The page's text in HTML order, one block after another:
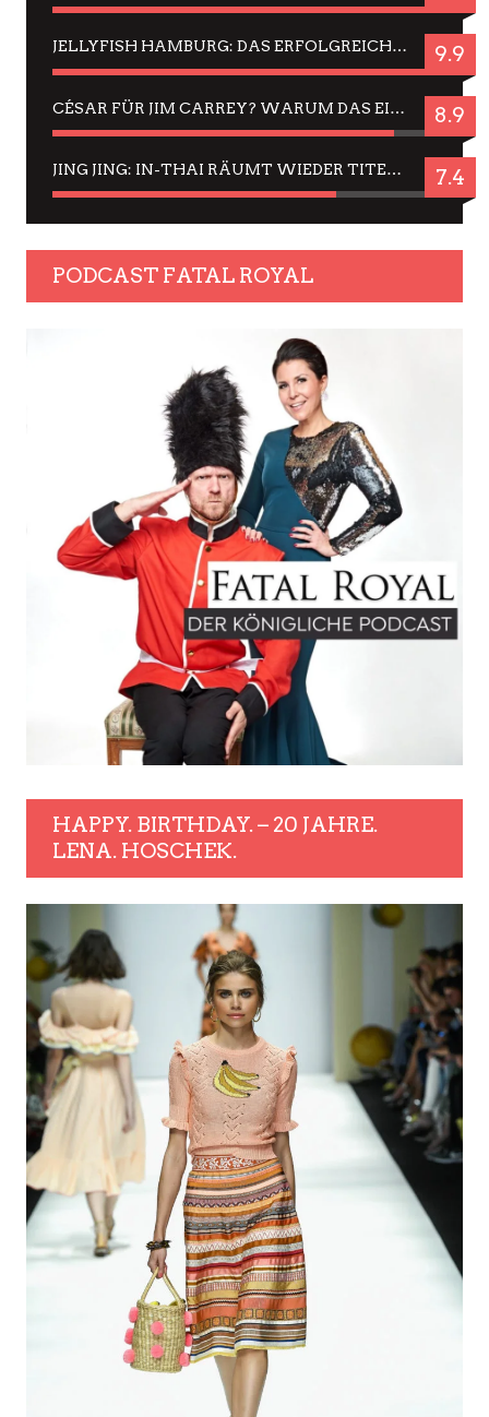
JELLYFISH HAMBURG: DAS ERFOLGREICHE SOMMER-MENÜ 2025 IN GEFÜHLEN UND BILDERN 9.9
CÉSAR FÜR JIM CARREY? WARUM DAS EINER DER NERVIGSTEN ACTORS IST UND BLEIBT 8.9
JING JING: IN-THAI RÄUMT WIEDER TITEL AB – EIN ZWEI-STUNDEN-ERLEBNISBERICHT 7.4
PODCAST FATAL ROYAL
HAPPY. BIRTHDAY. – 20 JAHRE.
LENA. HOSCHEK.